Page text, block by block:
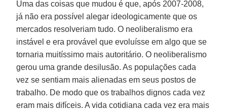
Uma das coisas que mudou é que, após 2007-2008,
já não era possível alegar ideologicamente que os
mercados resolveriam tudo. O neoliberalismo era
instável e era provável que evoluísse em algo que se
tornaria muitíssimo mais autoritário. O neoliberalismo
gerou uma grande desilusão. As populações cada
vez se sentiam mais alienadas em seus postos de
trabalho. De modo que os trabalhos dignos cada vez
eram mais difíceis. A vida cotidiana cada vez era mais